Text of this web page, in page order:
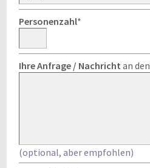
Personenzahl*
Ihre Anfrage / Nachricht an
(optional, aber empfohlen)